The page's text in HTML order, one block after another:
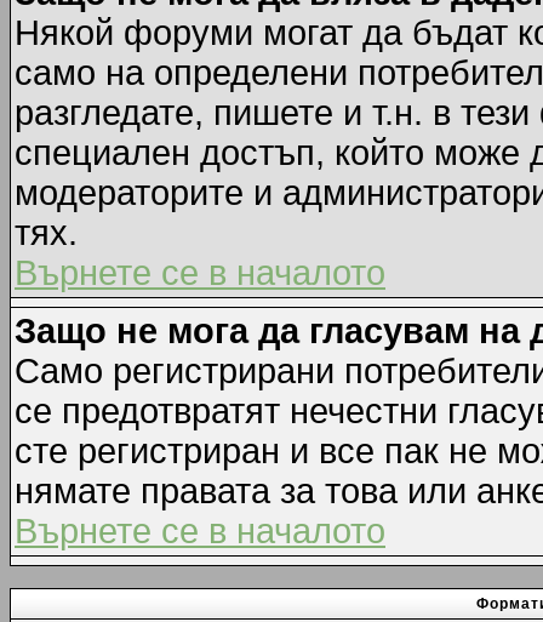
Някой форуми могат да бъдат
само на определени
разгледате, пишете и т.н. в
специален достъп, който може
модераторите и
тях.
Върнете се в началото
Защо не мога да гласувам на
Само регистрирани
се предотвратят нечестни
сте регистриран и все пак не
нямате правата за това или
Върнете се в началото